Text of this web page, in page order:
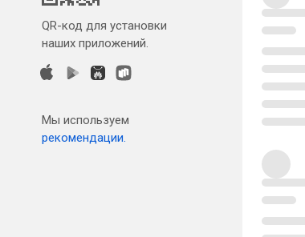
QR-код для установки
наших приложений.
Мы используем
рекомендации.